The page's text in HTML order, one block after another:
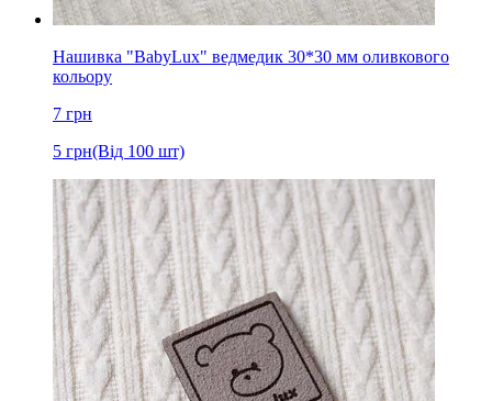
Нашивка "BabyLux" ведмедик 30*30 мм оливкового
кольору
7 грн
5 грн(Від 100 шт)